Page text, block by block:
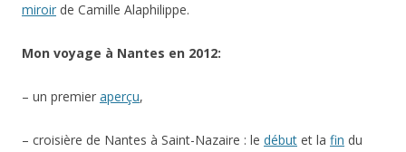
miroir de Camille Alaphilippe.
Mon voyage à Nantes en 2012:
– un premier aperçu,
– croisière de Nantes à Saint-Nazaire : le début et la fin du